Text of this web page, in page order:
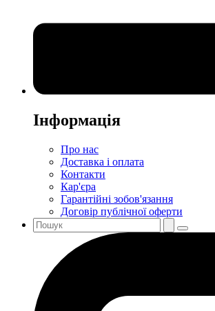
Інформація
Про нас
Доставка і оплата
Контакти
Кар'єра
Гарантійні зобов'язання
Договір публічної оферти